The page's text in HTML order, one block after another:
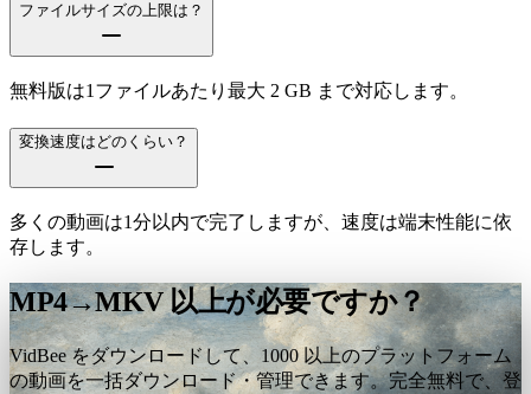
ファイルサイズの上限は？
無料版は1ファイルあたり最大 2 GB まで対応します。
変換速度はどのくらい？
多くの動画は1分以内で完了しますが、速度は端末性能に依
存します。
MP4→MKV 以上が必要ですか？
VidBee をダウンロードして、1000 以上のプラットフォーム
の動画を一括ダウンロード・管理できます。完全無料で、登